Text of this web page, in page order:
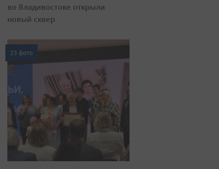
во Владивостоке открыли
новый сквер
23 фото